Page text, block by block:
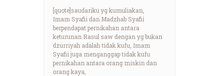
[quote]saudariku yg kumuliakan,
Imam Syafii dan Madzhab Syafii
berpendapat pernikahan antara
keturunan Rasul saw dengan yg bukan
dzurriyah adalah tidak kufu, Imam
Syafii juga menganggap tidak kufu
pernikahan antara orang miskin dan
orang kaya,